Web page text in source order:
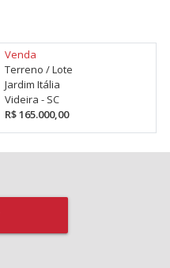
Venda
Terreno / Lote
Jardim Itália
Videira - SC
R$ 165.000,00